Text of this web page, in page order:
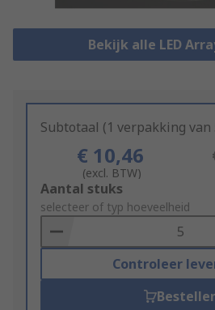
Bekijk alle LED
Subtotaal (1 verpakking
€ 10,46
(excl. BTW)
Add
to
Basket
Aantal stuks
selecteer of typ hoeveelheid
Controleer